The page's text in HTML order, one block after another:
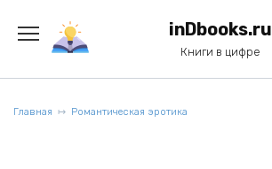
содержанию
inDbooks.ru
Книги в цифре
Главная Романтическая эротика